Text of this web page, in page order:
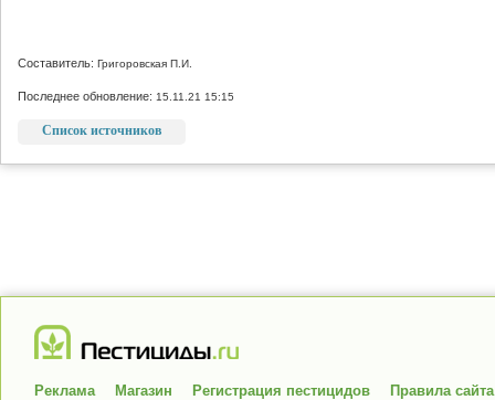
Составитель: Григоровская П.И.
Последнее обновление: 15.11.21 15:15
Список источников
Реклама Магазин Регистрация пестицидов Правила сайта